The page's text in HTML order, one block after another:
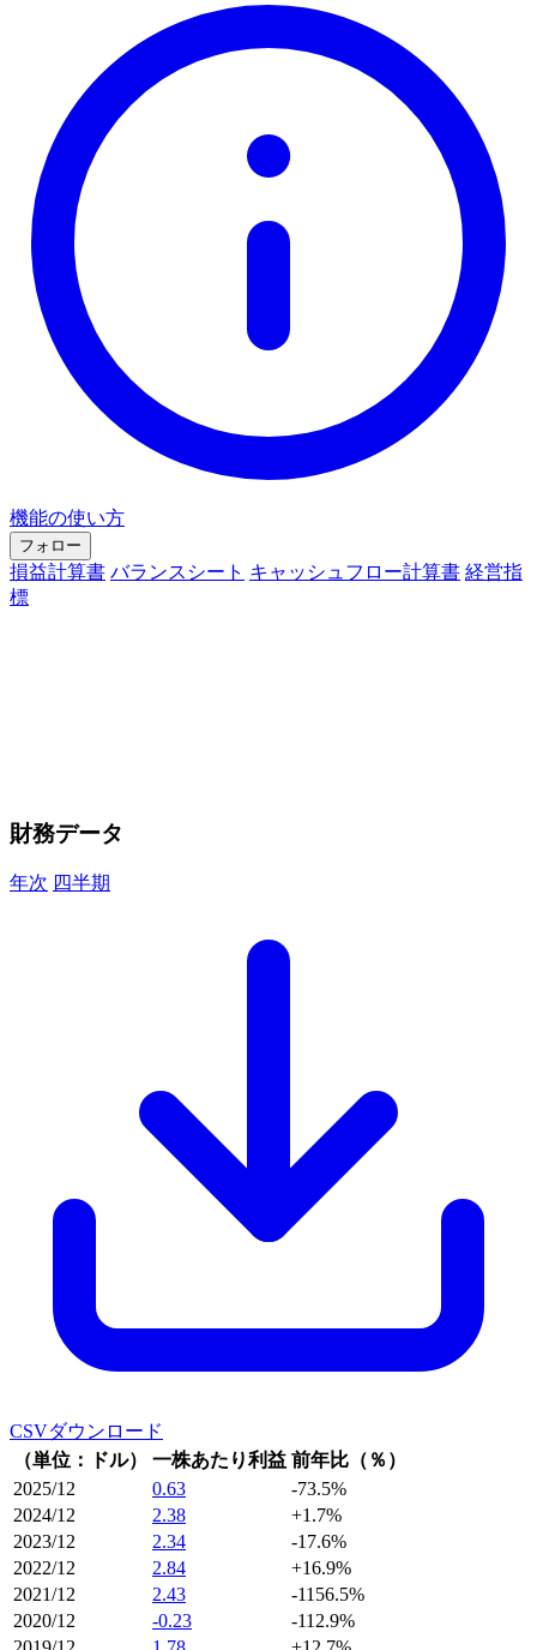
機能の使い方
フォロー
損益計算書 バランスシート キャッシュフロー計算書 経営指
標
財務データ
年次 四半期
CSVダウンロード
（単位：ドル）
一株あたり利益 前年比（％）
2025/12
0.63
-73.5%
2024/12
2.38
+1.7%
2023/12
2.34
-17.6%
2022/12
2.84
+16.9%
2021/12
2.43
-1156.5%
2020/12
-0.23
-112.9%